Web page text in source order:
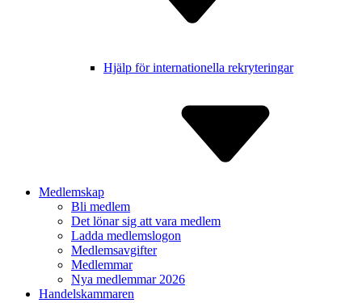
Hjälp för inter­nationella rekry­teringar
Medlemskap
Bli medlem
Det lönar sig att vara medlem
Ladda medlem­slogon
Medlems­avgifter
Medlemmar
Nya medlemmar 2026
Handelskammaren